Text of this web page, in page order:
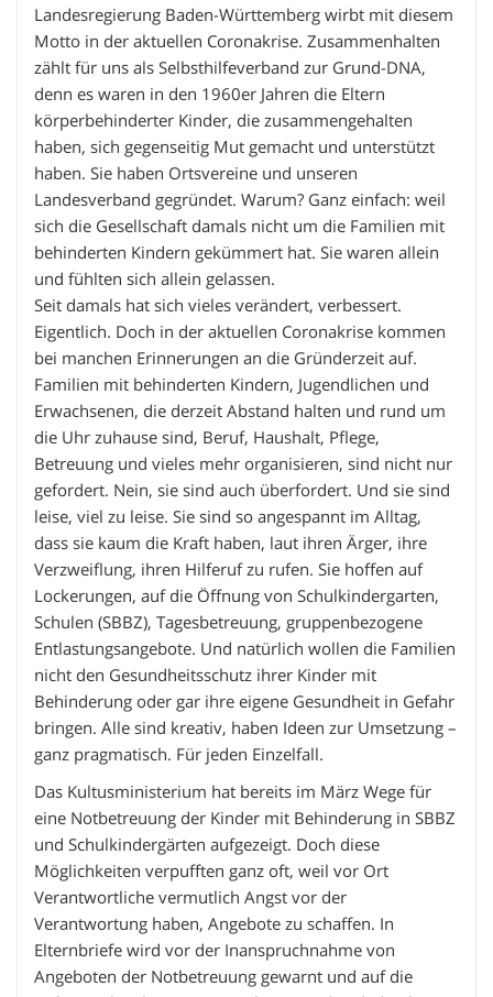
Landesregierung Baden-Württemberg wirbt mit diesem
Motto in der aktuellen Coronakrise. Zusammenhalten
zählt für uns als Selbsthilfeverband zur Grund-DNA,
denn es waren in den 1960er Jahren die Eltern
körperbehinderter Kinder, die zusammengehalten
haben, sich gegenseitig Mut gemacht und unterstützt
haben. Sie haben Ortsvereine und unseren
Landesverband gegründet. Warum? Ganz einfach: weil
sich die Gesellschaft damals nicht um die Familien mit
behinderten Kindern gekümmert hat. Sie waren allein
und fühlten sich allein gelassen.
Seit damals hat sich vieles verändert, verbessert.
Eigentlich. Doch in der aktuellen Coronakrise kommen
bei manchen Erinnerungen an die Gründerzeit auf.
Familien mit behinderten Kindern, Jugendlichen und
Erwachsenen, die derzeit Abstand halten und rund um
die Uhr zuhause sind, Beruf, Haushalt, Pflege,
Betreuung und vieles mehr organisieren, sind nicht nur
gefordert. Nein, sie sind auch überfordert. Und sie sind
leise, viel zu leise. Sie sind so angespannt im Alltag,
dass sie kaum die Kraft haben, laut ihren Ärger, ihre
Verzweiflung, ihren Hilferuf zu rufen. Sie hoffen auf
Lockerungen, auf die Öffnung von Schulkindergarten,
Schulen (SBBZ), Tagesbetreuung, gruppenbezogene
Entlastungsangebote. Und natürlich wollen die Familien
nicht den Gesundheitsschutz ihrer Kinder mit
Behinderung oder gar ihre eigene Gesundheit in Gefahr
bringen. Alle sind kreativ, haben Ideen zur Umsetzung –
ganz pragmatisch. Für jeden Einzelfall.
Das Kultusministerium hat bereits im März Wege für
eine Notbetreuung der Kinder mit Behinderung in SBBZ
und Schulkindergärten aufgezeigt. Doch diese
Möglichkeiten verpufften ganz oft, weil vor Ort
Verantwortliche vermutlich Angst vor der
Verantwortung haben, Angebote zu schaffen. In
Elternbriefe wird vor der Inanspruchnahme von
Angeboten der Notbetreuung gewarnt und auf die